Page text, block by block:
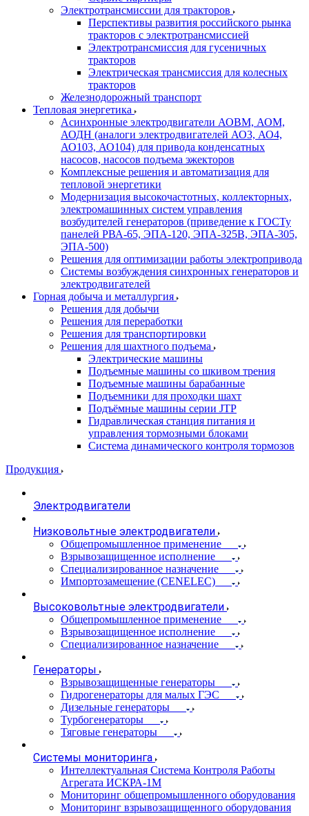
Электротрансмиссии для тракторов
Перспективы развития российского рынка
тракторов с электротрансмиссией
Электротрансмиссия для гусеничных
тракторов
Электрическая трансмиссия для колесных
тракторов
Железнодорожный транспорт
Тепловая энергетика
Асинхронные электродвигатели АОВМ, АОМ,
АОДН (аналоги электродвигателей АО3, АО4,
АО103, АО104) для привода конденсатных
насосов, насосов подъема эжекторов
Комплексные решения и автоматизация для
тепловой энергетики
Модернизация высокочастотных, коллекторных,
электромашинных систем управления
возбудителей генераторов (приведение к ГОСТу
панелей РВА-65, ЭПА-120, ЭПА-325В, ЭПА-305,
ЭПА-500)
Решения для оптимизации работы электропривода
Системы возбуждения синхронных генераторов и
электродвигателей
Горная добыча и металлургия
Решения для добычи
Решения для переработки
Решения для транспортировки
Решения для шахтного подъема
Электрические машины
Подъемные машины со шкивом трения
Подъемные машины барабанные
Подъемники для проходки шахт
Подъёмные машины серии JTP
Гидравлическая станция питания и
управления тормозными блоками
Система динамического контроля тормозов
Продукция
Электродвигатели
Низковольтные электродвигатели
Общепромышленное применение
Взрывозащищенное исполнение
Специализированное назначение
Импортозамещение (CENELEC)
Высоковольтные электродвигатели
Общепромышленное применение
Взрывозащищенное исполнение
Специализированное назначение
Генераторы
Взрывозащищенные генераторы
Гидрогенераторы для малых ГЭС
Дизельные генераторы
Турбогенераторы
Тяговые генераторы
Системы мониторинга
Интеллектуальная Система Контроля Работы
Агрегата ИСКРА-1М
Мониторинг общепромышленного оборудования
Мониторинг взрывозащищенного оборудования